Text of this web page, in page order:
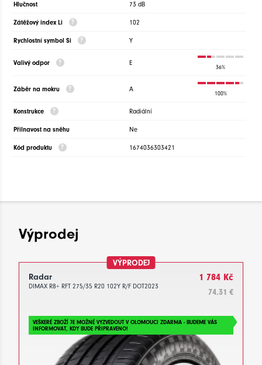
Hlučnost 73 dB
Zátěžový index Li 102
Rychlostní symbol Si Y
Valivý odpor E
36%
Záběr na mokru A
100%
Konstrukce Radiální
Přilnavost na sněhu Ne
Kód produktu 1674036303421
Výprodej
VÝPRODEJ
Radar
DIMAX R8+ RFT 275/35 R20 102Y R/F DOT2023
1 784 Kč
74.31 €
VEŠKERÉ ZBOŽÍ JE MOŽNÉ VYZVEDOUT V OLOMOUCI ZDARMA - BUDEME VÁS
INFORMOVAT, KDY BUDE PŘIPRAVENO!